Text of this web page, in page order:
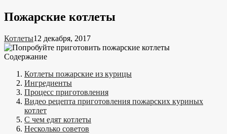
Пожарские котлеты
Котлеты12 декабря, 2017
Содержание
Котлеты пожарские из курицы
Ингредиенты
Процесс приготовления
Видео рецепта приготовления пожарских куриных
котлет
С чем едят котлеты
Несколько советов